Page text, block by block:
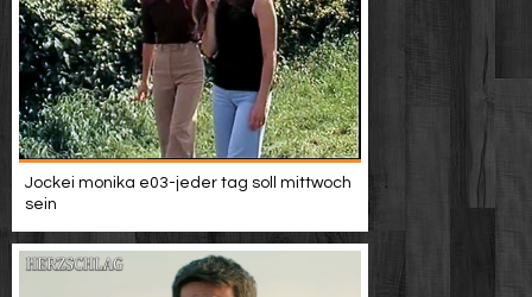
Jockei monika e03-jeder tag soll mittwoch
sein